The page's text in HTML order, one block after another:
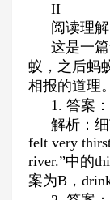
II
阅读理解
这是一
蚁，之后蚂
相报的道理。
1. 答案：
解析：
felt very
river.”中的
案为B ，